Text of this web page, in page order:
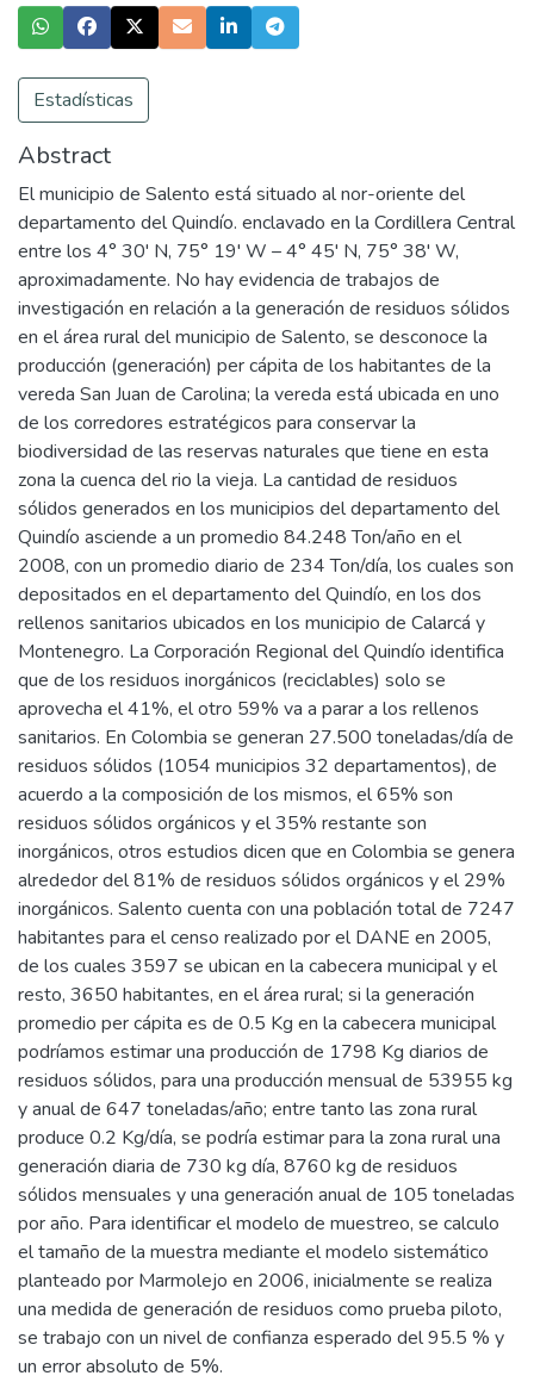
Estadísticas
Abstract
El municipio de Salento está situado al nor-oriente del
departamento del Quindío. enclavado en la Cordillera Central
entre los 4° 30' N, 75° 19' W – 4° 45' N, 75° 38' W,
aproximadamente. No hay evidencia de trabajos de
investigación en relación a la generación de residuos sólidos
en el área rural del municipio de Salento, se desconoce la
producción (generación) per cápita de los habitantes de la
vereda San Juan de Carolina; la vereda está ubicada en uno
de los corredores estratégicos para conservar la
biodiversidad de las reservas naturales que tiene en esta
zona la cuenca del rio la vieja. La cantidad de residuos
sólidos generados en los municipios del departamento del
Quindío asciende a un promedio 84.248 Ton/año en el
2008, con un promedio diario de 234 Ton/día, los cuales son
depositados en el departamento del Quindío, en los dos
rellenos sanitarios ubicados en los municipio de Calarcá y
Montenegro. La Corporación Regional del Quindío identifica
que de los residuos inorgánicos (reciclables) solo se
aprovecha el 41%, el otro 59% va a parar a los rellenos
sanitarios. En Colombia se generan 27.500 toneladas/día de
residuos sólidos (1054 municipios 32 departamentos), de
acuerdo a la composición de los mismos, el 65% son
residuos sólidos orgánicos y el 35% restante son
inorgánicos, otros estudios dicen que en Colombia se genera
alrededor del 81% de residuos sólidos orgánicos y el 29%
inorgánicos. Salento cuenta con una población total de 7247
habitantes para el censo realizado por el DANE en 2005,
de los cuales 3597 se ubican en la cabecera municipal y el
resto, 3650 habitantes, en el área rural; si la generación
promedio per cápita es de 0.5 Kg en la cabecera municipal
podríamos estimar una producción de 1798 Kg diarios de
residuos sólidos, para una producción mensual de 53955 kg
y anual de 647 toneladas/año; entre tanto las zona rural
produce 0.2 Kg/día, se podría estimar para la zona rural una
generación diaria de 730 kg día, 8760 kg de residuos
sólidos mensuales y una generación anual de 105 toneladas
por año. Para identificar el modelo de muestreo, se calculo
el tamaño de la muestra mediante el modelo sistemático
planteado por Marmolejo en 2006, inicialmente se realiza
una medida de generación de residuos como prueba piloto,
se trabajo con un nivel de confianza esperado del 95.5 % y
un error absoluto de 5%.